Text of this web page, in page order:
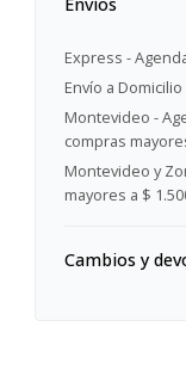
Express -
Envío a
Montevideo -
compras
Montevideo y
mayores a $
Cambios y